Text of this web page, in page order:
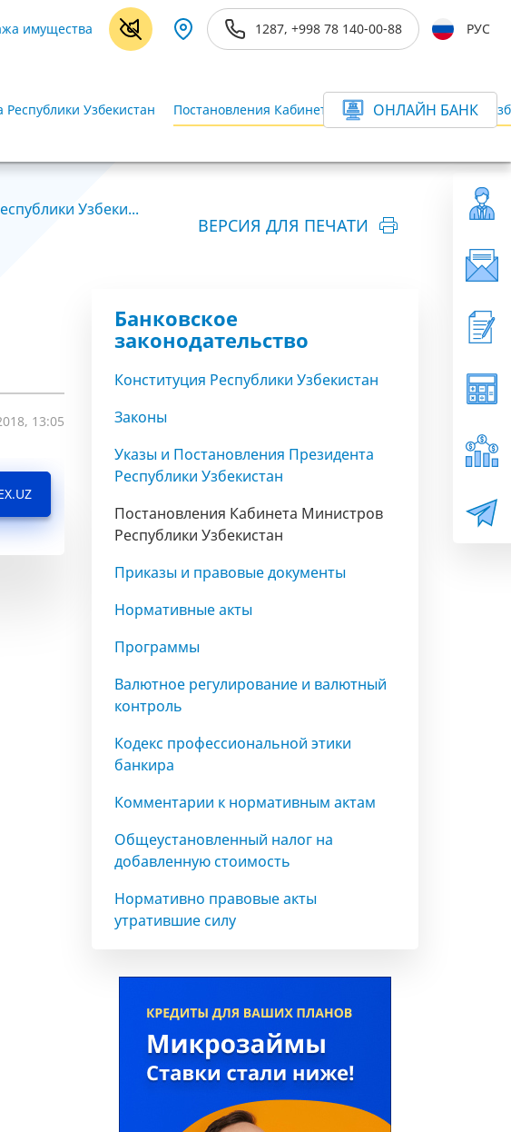
имущества 1287, +998 78 140-00-88 РУС
Узбекистан Постановления Кабинета Министров Республики
ОНЛАЙН БАНК
Узбеки...
ВЕРСИЯ ДЛЯ ПЕЧАТИ
13:05
Банковское
законодательство
Конституция Республики Узбекистан
Законы
Указы и Постановления Президента
Республики Узбекистан
Постановления Кабинета Министров
Республики Узбекистан
Приказы и правовые документы
Нормативные акты
Программы
Валютное регулирование и валютный
контроль
Кодекс профессиональной этики
банкира
Комментарии к нормативным актам
Общеустановленный налог на
добавленную стоимость
Нормативно правовые акты
утратившие силу